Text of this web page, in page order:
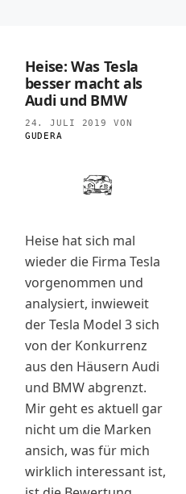
Heise: Was Tesla
besser macht als
Audi und BMW
24. JULI 2019
VON
GUDERA
Heise hat sich mal
wieder die Firma Tesla
vorgenommen und
analysiert, inwieweit
der Tesla Model 3 sich
von der Konkurrenz
aus den Häusern Audi
und BMW abgrenzt.
Mir geht es aktuell gar
nicht um die Marken
ansich, was für mich
wirklich interessant ist,